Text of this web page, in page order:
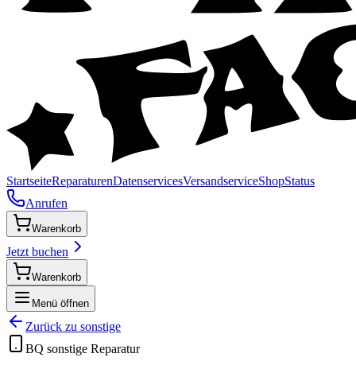
StartseiteReparaturenDatenservicesVersandserviceShopStatus
Anrufen
Warenkorb
Jetzt buchen
Warenkorb
Menü öffnen
Zurück zu sonstige
BQ sonstige Reparatur